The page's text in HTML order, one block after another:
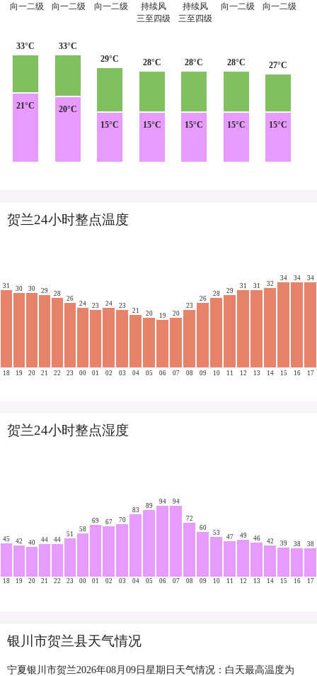
向一二级
向一二级
向一二级
持续风
三至四级
持续风
三至四级
向一二级
向一二级
33°C
21°C
33°C
20°C
29°C
15°C
28°C
15°C
28°C
15°C
28°C
15°C
27°C
15°C
贺兰24小时整点温度
31
18
30
19
30
20
29
21
28
22
26
23
24
00
23
01
24
02
23
03
21
04
20
05
19
06
20
07
23
08
26
09
28
10
29
11
31
12
31
13
32
14
34
15
34
16
34
17
贺兰24小时整点湿度
45
18
42
19
40
20
44
21
44
22
51
23
58
00
69
01
67
02
70
03
83
04
89
05
94
06
94
07
72
08
60
09
53
10
47
11
49
12
46
13
42
14
39
15
38
16
38
17
银川市贺兰县天气情况
宁夏银川市贺兰2026年08月09日星期日天气情况：白天最高温度为